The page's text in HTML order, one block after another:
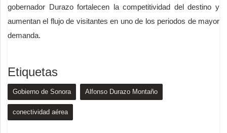
gobernador Durazo fortalecen la competitividad del destino y
aumentan el flujo de visitantes en uno de los periodos de mayor
demanda.
Etiquetas
Gobierno de Sonora Alfonso Durazo Montaño
conectividad aérea